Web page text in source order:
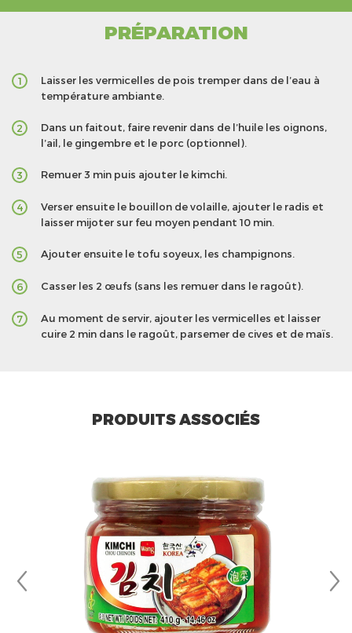
PRÉPARATION
1
Laisser les vermicelles de pois tremper dans de l’eau à
température ambiante.
2
Dans un faitout, faire revenir dans de l’huile les oignons,
l’ail, le gingembre et le porc (optionnel).
3 Remuer 3 min puis ajouter le kimchi.
4
Verser ensuite le bouillon de volaille, ajouter le radis et
laisser mijoter sur feu moyen pendant 10 min.
5 Ajouter ensuite le tofu soyeux, les champignons.
6 Casser les 2 œufs (sans les remuer dans le ragoût).
7
Au moment de servir, ajouter les vermicelles et laisser
cuire 2 min dans le ragoût, parsemer de cives et de maïs.
PRODUITS ASSOCIÉS